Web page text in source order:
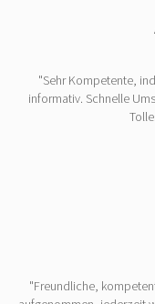
"Sehr Kompetente,
informativ. Schnelle
"Freundliche,